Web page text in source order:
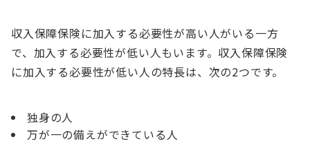
収入保障保険に加入する必要性が高い人がいる一方
で、加入する必要性が低い人もいます。収入保障保険
に加入する必要性が低い人の特長は、次の2つです。
独身の人
万が一の備えができている人